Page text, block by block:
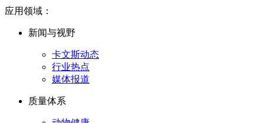
应用领域：
新闻与视野
卡文斯动态
行业热点
媒体报道
质量体系